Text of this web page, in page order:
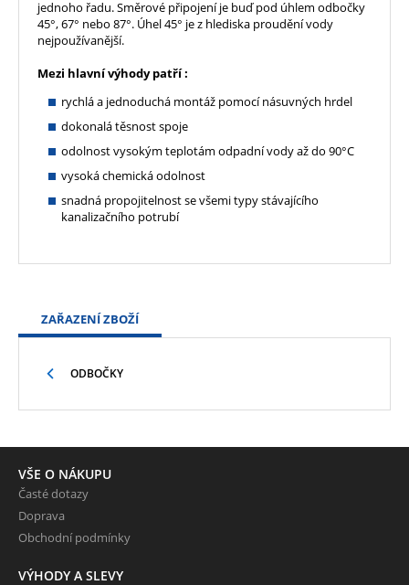
jednoho řadu. Směrové připojení je buď pod úhlem odbočky
45°, 67° nebo 87°. Úhel 45° je z hlediska proudění vody
nejpoužívanější.
Mezi hlavní výhody patří :
rychlá a jednoduchá montáž pomocí násuvných hrdel
dokonalá těsnost spoje
odolnost vysokým teplotám odpadní vody až do 90°C
vysoká chemická odolnost
snadná propojitelnost se všemi typy stávajícího
kanalizačního potrubí
ZAŘAZENÍ ZBOŽÍ
ODBOČKY
VŠE O NÁKUPU
Časté dotazy
Doprava
Obchodní podmínky
VÝHODY A SLEVY